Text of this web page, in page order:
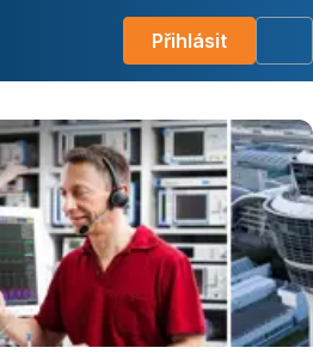
Přihlásit